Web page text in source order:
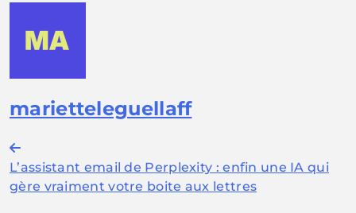
marietteleguellaff
Navigation
de
L’assistant email de Perplexity : enfin une IA qui
gère vraiment votre boite aux lettres